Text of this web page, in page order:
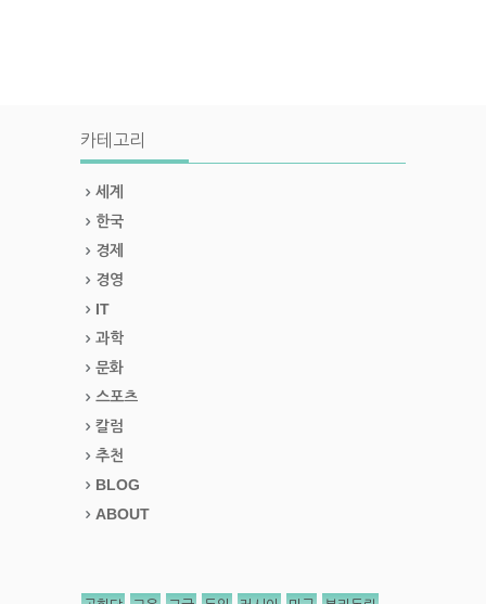
카테고리
세계
한국
경제
경영
IT
과학
문화
스포츠
칼럼
추천
BLOG
ABOUT